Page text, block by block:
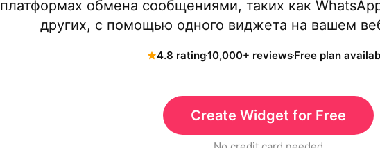
платформах обмена сообщениями, таких как
других, с помощью одного виджета на вашем
4.8 rating10,000+ reviewsFree plan
Create Widget for Free